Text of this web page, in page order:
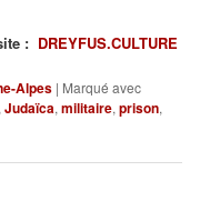
: DREYFUS.CULTURE
Alpes | Marqué avec
,Judaïca,militaire,prison,